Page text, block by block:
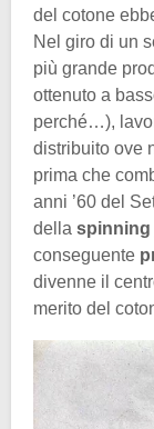
del cotone
Nel giro di un
più grande
ottenuto a
perché…),
distribuito ove
prima che
anni ’60 del
della spinning
conseguente
divenne il
merito del